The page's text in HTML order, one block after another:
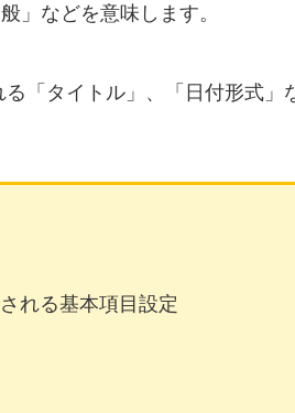
」などを意味します。
「タイトル」、「日付形式」
れる基本項目設定